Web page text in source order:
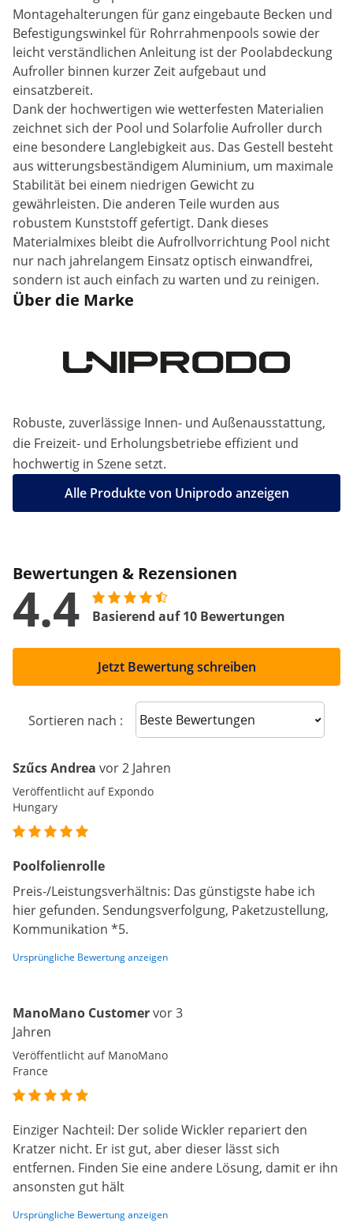
Montagehalterungen für ganz eingebaute Becken und
Befestigungswinkel für Rohrrahmenpools sowie der
leicht verständlichen Anleitung ist der Poolabdeckung
Aufroller binnen kurzer Zeit aufgebaut und
einsatzbereit.
Dank der hochwertigen wie wetterfesten Materialien
zeichnet sich der Pool und Solarfolie Aufroller durch
eine besondere Langlebigkeit aus. Das Gestell besteht
aus witterungsbeständigem Aluminium, um maximale
Stabilität bei einem niedrigen Gewicht zu
gewährleisten. Die anderen Teile wurden aus
robustem Kunststoff gefertigt. Dank dieses
Materialmixes bleibt die Aufrollvorrichtung Pool nicht
nur nach jahrelangem Einsatz optisch einwandfrei,
sondern ist auch einfach zu warten und zu reinigen.
Über die Marke
Robuste, zuverlässige Innen- und Außenausstattung,
die Freizeit- und Erholungsbetriebe effizient und
hochwertig in Szene setzt.
Alle Produkte von Uniprodo anzeigen
Bewertungen & Rezensionen
4.4 Basierend auf 10 Bewertungen
Jetzt Bewertung schreiben
Sortieren nach : Sort reviews
Szűcs Andrea vor 2 Jahren
Veröffentlicht auf Expondo
Hungary
Poolfolienrolle
Preis-/Leistungsverhältnis: Das günstigste habe ich
hier gefunden. Sendungsverfolgung, Paketzustellung,
Kommunikation *5.
Ursprüngliche Bewertung anzeigen
ManoMano Customervor 3
Jahren
Veröffentlicht auf ManoMano
France
Einziger Nachteil: Der solide Wickler repariert den
Kratzer nicht. Er ist gut, aber dieser lässt sich
entfernen. Finden Sie eine andere Lösung, damit er ihn
ansonsten gut hält
Ursprüngliche Bewertung anzeigen